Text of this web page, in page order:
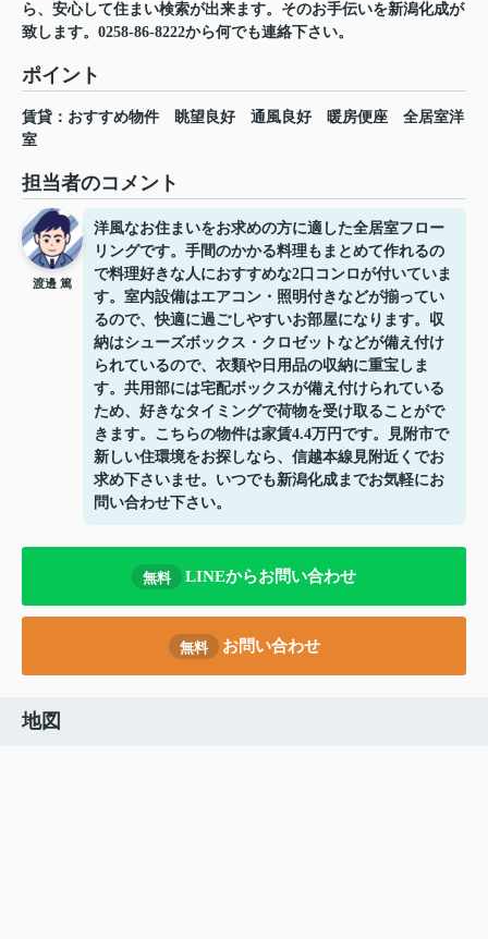
ら、安心して住まい検索が出来ます。そのお手伝いを新潟化成が
致します。0258-86-8222から何でも連絡下さい。
ポイント
賃貸：おすすめ物件 眺望良好 通風良好 暖房便座
全居室洋
室
担当者のコメント
渡邊 篤
洋風なお住まいをお求めの方に適した全居室フロー
リングです。手間のかかる料理もまとめて作れるの
で料理好きな人におすすめな2口コンロが付いていま
す。室内設備はエアコン・照明付きなどが揃ってい
るので、快適に過ごしやすいお部屋になります。収
納はシューズボックス・クロゼットなどが備え付け
られているので、衣類や日用品の収納に重宝しま
す。共用部には宅配ボックスが備え付けられている
ため、好きなタイミングで荷物を受け取ることがで
きます。こちらの物件は家賃4.4万円です。見附市で
新しい住環境をお探しなら、信越本線見附近くでお
求め下さいませ。いつでも新潟化成までお気軽にお
問い合わせ下さい。
無料 LINEからお問い合わせ
無料 お問い合わせ
地図